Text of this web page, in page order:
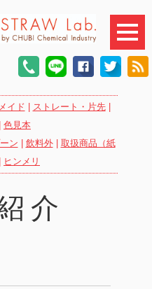
イド ストレート・片先|
色見本
ン 飲料外| 取扱商品（紙
ヒンメリ
介